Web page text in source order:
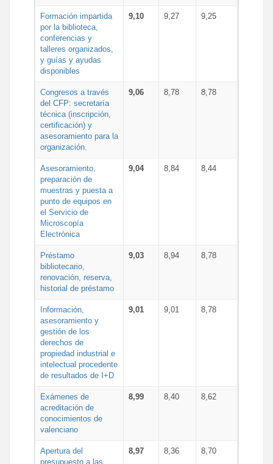
Formación impartida
por la biblioteca,
conferencias y
talleres organizados,
y guías y ayudas
disponibles
9,10 9,27 9,25
Congresos a través
del CFP: secretaría
técnica (inscripción,
certificación) y
asesoramiento para la
organización.
9,06 8,78 8,78
Asesoramiento,
preparación de
muestras y puesta a
punto de equipos en
el Servicio de
Microscopía
Electrónica
9,04 8,84 8,44
Préstamo
bibliotecario,
renovación, reserva,
historial de préstamo
9,03 8,94 8,78
Información,
asesoramiento y
gestión de los
derechos de
propiedad industrial e
intelectual procedente
de resultados de I+D
9,01 9,01 8,78
Exámenes de
acreditación de
conocimientos de
valenciano
8,99 8,40 8,62
Apertura del
presupuesto a las
8,97 8,36 8,70